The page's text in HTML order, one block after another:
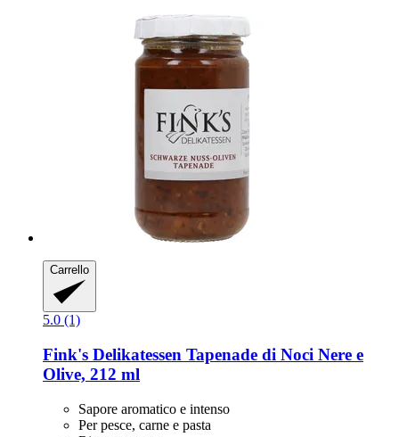
Carrello
5.0 (1)
Fink's Delikatessen Tapenade di Noci Nere e
Olive, 212 ml
Sapore aromatico e intenso
Per pesce, carne e pasta